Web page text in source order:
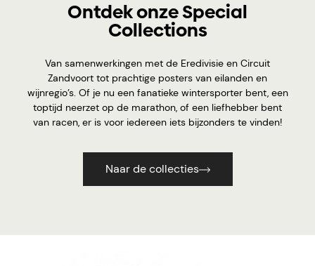
Ontdek onze Special
Collections
Van samenwerkingen met de Eredivisie en Circuit
Zandvoort tot prachtige posters van eilanden en
wijnregio’s. Of je nu een fanatieke wintersporter bent, een
toptijd neerzet op de marathon, of een liefhebber bent
van racen, er is voor iedereen iets bijzonders te vinden!
Naar de collecties